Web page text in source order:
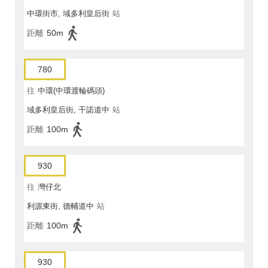
中環街市, 域多利皇后街 站
距離 50m
780
往 中環(中環渡輪碼頭)
域多利皇后街, 干諾道中 站
距離 100m
930
往 灣仔北
利源東街, 德輔道中 站
距離 100m
930